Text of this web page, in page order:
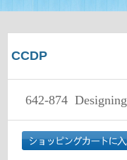
CCDP
642-874 Designing Cisco